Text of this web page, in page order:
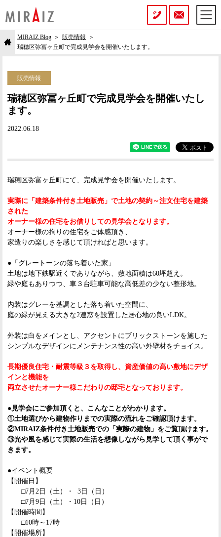
MIRAIZ Blog
販売情報
瑞穂区弥冨ヶ丘町で完成見学会を開催いたします。
販売情報
瑞穂区弥冨ヶ丘町で完成見学会を開催いたし
ます。
2022.06.18
瑞穂区弥富ヶ丘町にて、完成見学会を開催いたします。
実際に「建築条件付き土地販売」で土地の契約～注文住宅を建築
された
オーナー様の住宅をお借りしての見学会となります。
オーナー様の拘りの住宅をご体感頂き、
家造りの楽しさを感じて頂ければと思います。
●「グレートーンの落ち着いた家」
土地は地下鉄駅近くでありながら、敷地面積は60坪超え。
緑や庭もありつつ、車３台駐車可能な高低差の少ない整形地。
内装はグレーを基調とした落ち着いた空間に、
庭の緑が見える大きな2連窓を設置した居心地の良いLDK。
外装は白をメインとし、アクセントにブリックストーンを施した
シ ンプルなデザインにメンテナンス性の高い外壁材をチョイス。
長期優良住宅・耐震等級３を取得し、資産価値の高い敷地にデザ
イ ンと機能を
両立させたオーナー様こだわりの邸宅となっております。
●見学会にご参加頂くと、こんなことがわかります。
①土地選びから建物作りまでの実際の流れをご確認頂けます。
②MIRAIZ条件付き土地販売での「実際の建物」をご覧頂けます。
③光や風を感じて実際の生活を想像しながら見学して頂く事がで
き ます。
●イベント概要
【開催日】
□7月2日（土）・ 3日（日）
□7月9日（土）・10日（日）
【開催時間】
□10時～17時
【開催場所】